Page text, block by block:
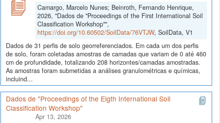
Camargo, Marcelo Nunes; Beinroth, Fernando Henrique,
2026, "Dados de "Proceedings of the First International Soil
Classification Workshop"",
https://doi.org/10.60502/SoilData/76VTJW, SoilData, V1
Dados de 31 perfis de solo georreferenciados. Em cada um dos perfis
de solo, foram coletadas amostras de camadas que variam de 0 até 460
cm de profundidade, totalizando 208 horizontes/camadas amostradas.
As amostras foram submetidas a análises granulométricas e químicas,
incluind...
Dados de "Proceedings of the Eigth International Soil
Classification Workshop"
Apr 13, 2026